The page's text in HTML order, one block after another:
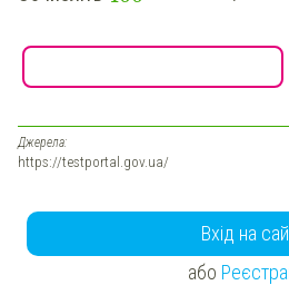
Джерела:
https://testportal.gov.ua/
Вхід на
або